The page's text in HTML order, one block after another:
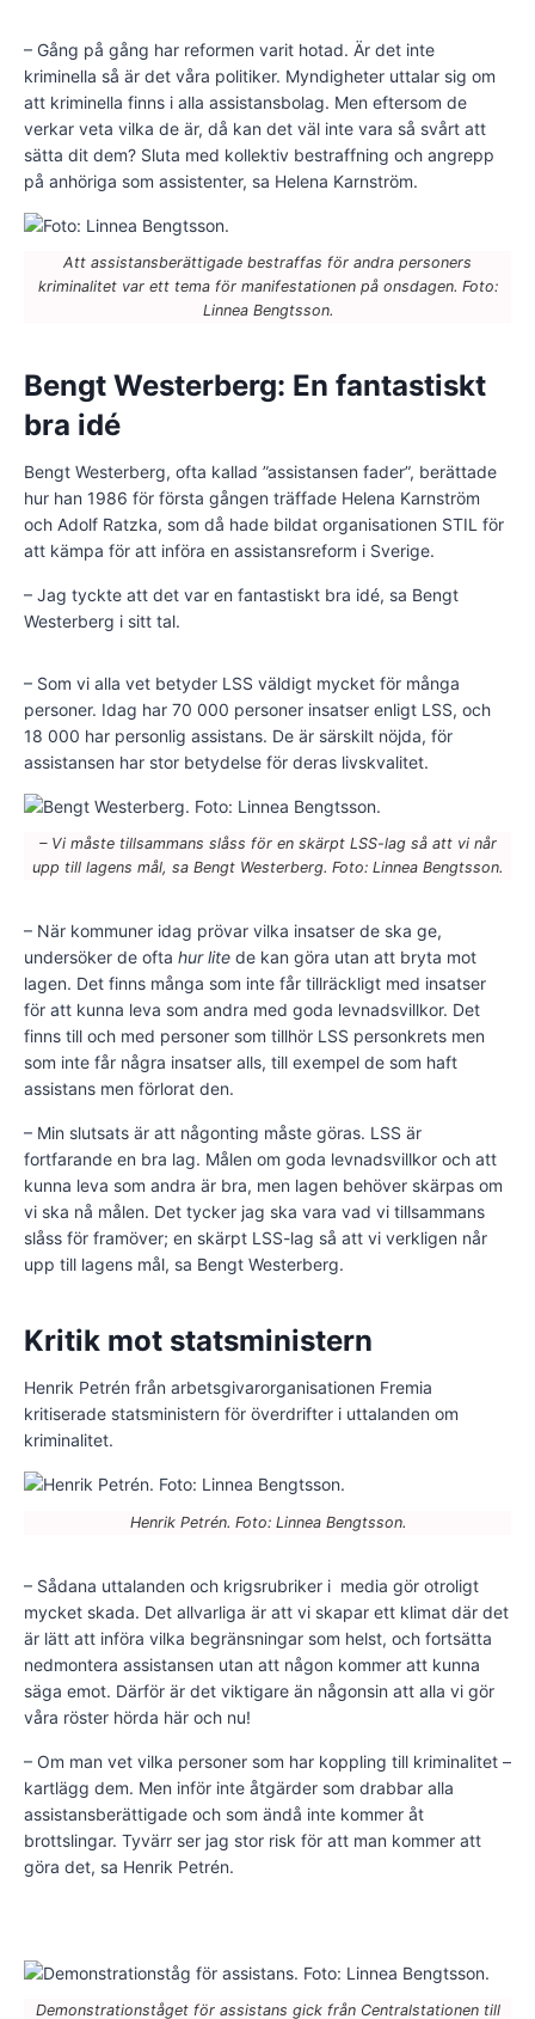
– Gång på gång har reformen varit hotad. Är det inte
kriminella så är det våra politiker. Myndigheter uttalar sig om
att kriminella finns i alla assistansbolag. Men eftersom de
verkar veta vilka de är, då kan det väl inte vara så svårt att
sätta dit dem? Sluta med kollektiv bestraffning och angrepp
på anhöriga som assistenter, sa Helena Karnström.
Att assistansberättigade bestraffas för andra personers
kriminalitet var ett tema för manifestationen på onsdagen. Foto:
Linnea Bengtsson.
Bengt Westerberg: En fantastiskt
bra idé
Bengt Westerberg, ofta kallad ”assistansen fader”, berättade
hur han 1986 för första gången träffade Helena Karnström
och Adolf Ratzka, som då hade bildat organisationen STIL för
att kämpa för att införa en assistansreform i Sverige.
– Jag tyckte att det var en fantastiskt bra idé, sa Bengt
Westerberg i sitt tal.
– Som vi alla vet betyder LSS väldigt mycket för många
personer. Idag har 70 000 personer insatser enligt LSS, och
18 000 har personlig assistans. De är särskilt nöjda, för
assistansen har stor betydelse för deras livskvalitet.
– Vi måste tillsammans slåss för en skärpt LSS-lag så att vi når
upp till lagens mål, sa Bengt Westerberg. Foto: Linnea Bengtsson.
– När kommuner idag prövar vilka insatser de ska ge,
undersöker de ofta hur lite de kan göra utan att bryta mot
lagen. Det finns många som inte får tillräckligt med insatser
för att kunna leva som andra med goda levnadsvillkor. Det
finns till och med personer som tillhör LSS personkrets men
som inte får några insatser alls, till exempel de som haft
assistans men förlorat den.
– Min slutsats är att någonting måste göras. LSS är
fortfarande en bra lag. Målen om goda levnadsvillkor och att
kunna leva som andra är bra, men lagen behöver skärpas om
vi ska nå målen. Det tycker jag ska vara vad vi tillsammans
slåss för framöver; en skärpt LSS-lag så att vi verkligen når
upp till lagens mål, sa Bengt Westerberg.
Kritik mot statsministern
Henrik Petrén från arbetsgivarorganisationen Fremia
kritiserade statsministern för överdrifter i uttalanden om
kriminalitet.
Henrik Petrén. Foto: Linnea Bengtsson.
– Sådana uttalanden och krigsrubriker i media gör otroligt
mycket skada. Det allvarliga är att vi skapar ett klimat där det
är lätt att införa vilka begränsningar som helst, och fortsätta
nedmontera assistansen utan att någon kommer att kunna
säga emot. Därför är det viktigare än någonsin att alla vi gör
våra röster hörda här och nu!
– Om man vet vilka personer som har koppling till kriminalitet –
kartlägg dem. Men inför inte åtgärder som drabbar alla
assistansberättigade och som ändå inte kommer åt
brottslingar. Tyvärr ser jag stor risk för att man kommer att
göra det, sa Henrik Petrén.
Demonstrationståget för assistans gick från Centralstationen till